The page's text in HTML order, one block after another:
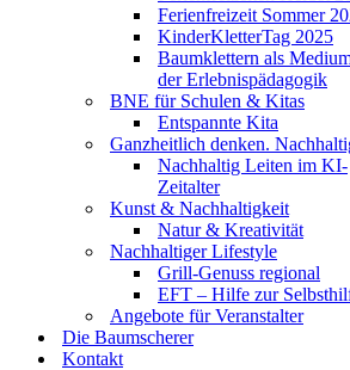
Ferienfreizeit Sommer
KinderKletterTag 2025
Baumklettern als
der Erlebnispädagogik
BNE für Schulen & Kitas
Entspannte Kita
Ganzheitlich denken.
Nachhaltig Leiten im KI-
Zeitalter
Kunst & Nachhaltigkeit
Natur & Kreativität
Nachhaltiger Lifestyle
Grill-Genuss regional
EFT – Hilfe zur
Angebote für Veranstalter
Die Baumscherer
Kontakt